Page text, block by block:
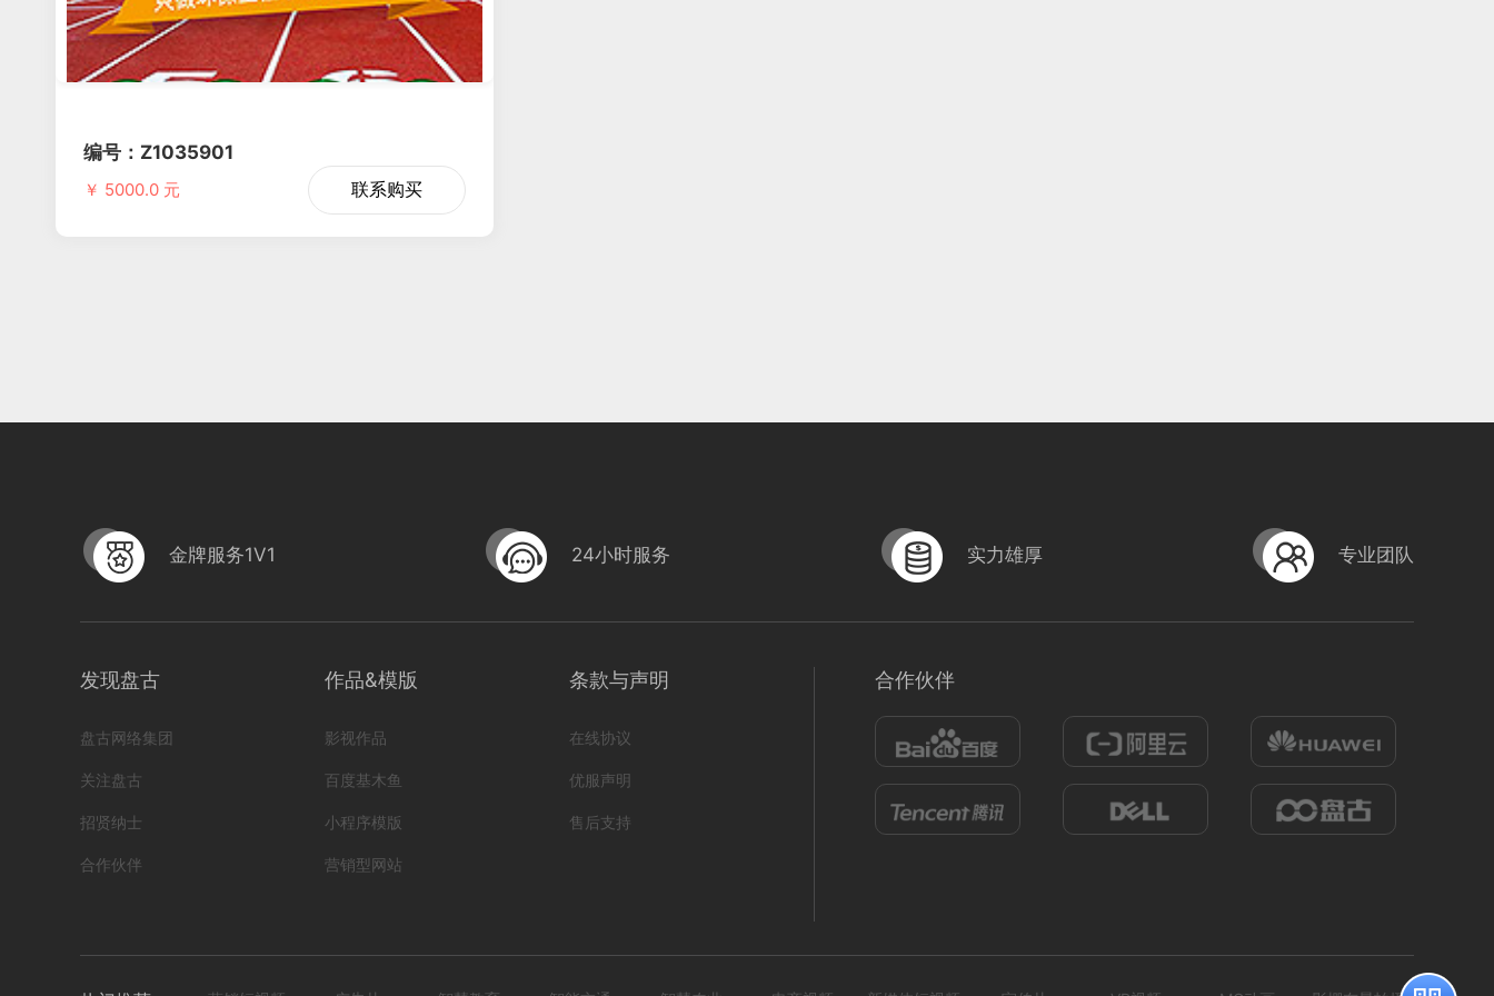
编号：Z1035901
￥ 5000.0 元 联系购买
金牌服务1V1 24小时服务 实力雄厚 专业团队
发现盘古
盘古网络集团
关注盘古
招贤纳士
合作伙伴
作品&模版
影视作品
百度基木鱼
小程序模版
营销型网站
条款与声明
在线协议
优服声明
售后支持
合作伙伴